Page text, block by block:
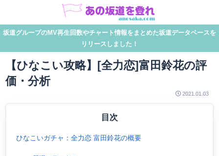
坂道グループのMV再生回数やチャート情報をまとめた坂道データベースを
リリースしました！
【ひなこい攻略】[全力恋]富田鈴花の評
価・分析
2021.01.03
目次
ひなこいガチャ：全力恋 富田鈴花の概要